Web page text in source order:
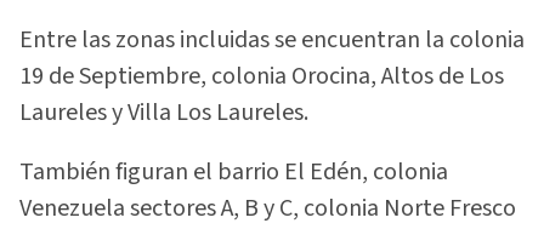
Entre las zonas incluidas se encuentran la colonia
19 de Septiembre, colonia Orocina, Altos de Los
Laureles y Villa Los Laureles.
También figuran el barrio El Edén, colonia
Venezuela sectores A, B y C, colonia Norte Fresco